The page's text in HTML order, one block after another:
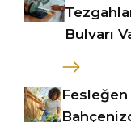
Bulvarı